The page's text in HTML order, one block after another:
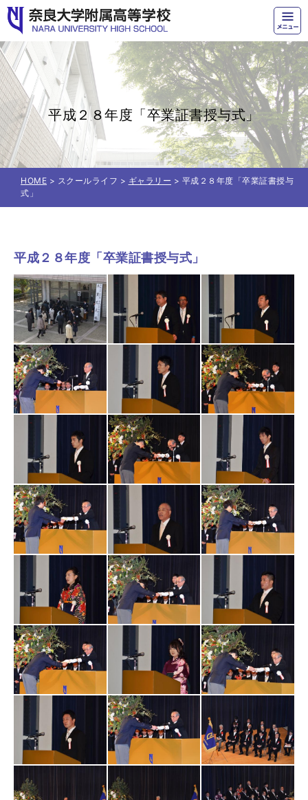
奈良大学附属高等学校
平成２８年度「卒業証書授与式」
HOME > スクールライフ > ギャラリー > 平成２８年度「卒業証書授与
式」
平成２８年度「卒業証書授与式」